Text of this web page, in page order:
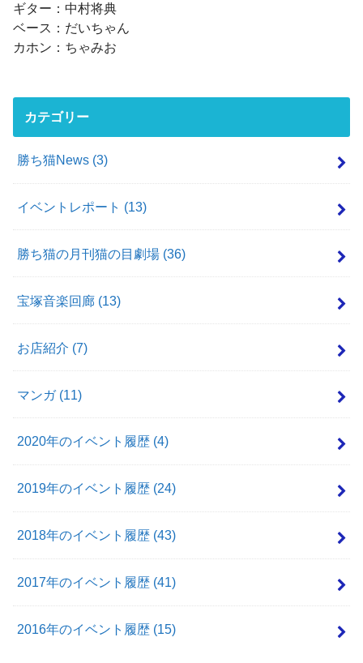
ギター：中村将典
ベース：だいちゃん
カホン：ちゃみお
カテゴリー
勝ち猫News (3)
イベントレポート (13)
勝ち猫の月刊猫の目劇場 (36)
宝塚音楽回廊 (13)
お店紹介 (7)
マンガ (11)
2020年のイベント履歴 (4)
2019年のイベント履歴 (24)
2018年のイベント履歴 (43)
2017年のイベント履歴 (41)
2016年のイベント履歴 (15)